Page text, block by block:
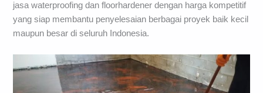
jasa waterproofing dan floorhardener dengan harga kompetitif
yang siap membantu penyelesaian berbagai proyek baik kecil
maupun besar di seluruh Indonesia.